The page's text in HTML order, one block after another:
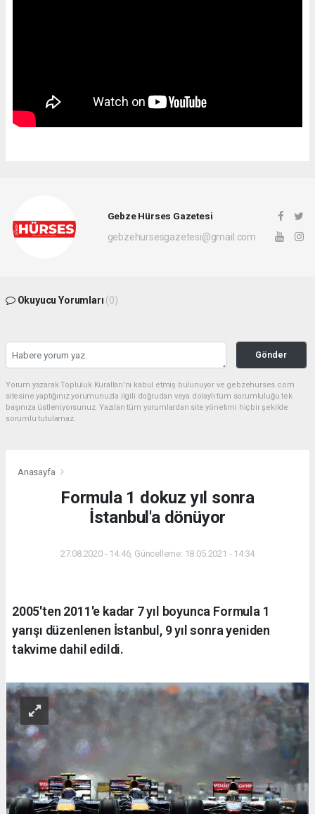
Gebze Hürses Gazetesi
gebzehursesgazetesi@gmail.com
Okuyucu Yorumları (0)
Gönder
Yorum yazarak Topluluk Kuralları’nı kabul etmiş bulunuyor ve gebzehurses.com
sitesine yaptığınız yorumunuzla ilgili doğrudan veya dolaylı tüm sorumluluğu tek
başınıza üstleniyorsunuz. Yazılan tüm yorumlardan site yönetimi hiçbir şekilde
sorumlu tutulamaz.
Anasayfa
Formula 1 dokuz yıl sonra
İstanbul'a dönüyor
27.08.2020 - 14:46, Güncelleme: 18.05.2021 - 14:34
2005'ten 2011'e kadar 7 yıl boyunca Formula 1
yarışı düzenlenen İstanbul, 9 yıl sonra yeniden
takvime dahil edildi.